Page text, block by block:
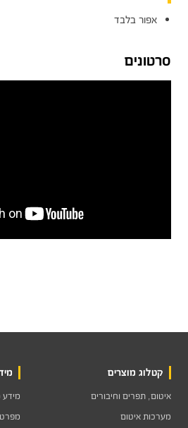
אפור בלבד
סרטונים
קטלוג מוצרים
איטום, תפרים וחיבורים
מערכות איטום
מידע